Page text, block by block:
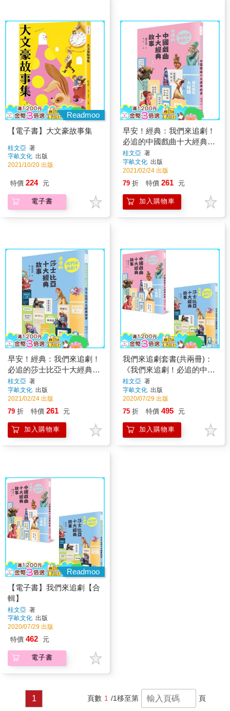
Readmoo
【電子書】大文豪故事集
桂文亞 著
字畝文化 出版
2021/10/20 出版
特價 224 元
電子書
早安！經典：我們來追劇！
必追的中國戲曲十大經典故
事
桂文亞 著
字畝文化 出版
2021/02/24 出版
79 折 特價 261 元
加入購物車
早安！經典：我們來追劇！
必追的莎士比亞十大經典故
事
桂文亞 著
字畝文化 出版
2021/02/24 出版
79 折 特價 261 元
加入購物車
我們來追劇套書(共兩冊)：
《我們來追劇！必追的中國
戲曲十大經典故事》＋《我
們來追劇！必追的莎士比
桂文亞 著
字畝文化 出版
2020/07/29 出版
75 折 特價 495 元
加入購物車
Readmoo
【電子書】我們來追劇【合
輯】
桂文亞 著
字畝文化 出版
2020/07/29 出版
特價 462 元
電子書
1 頁數 1 /1移至第 頁